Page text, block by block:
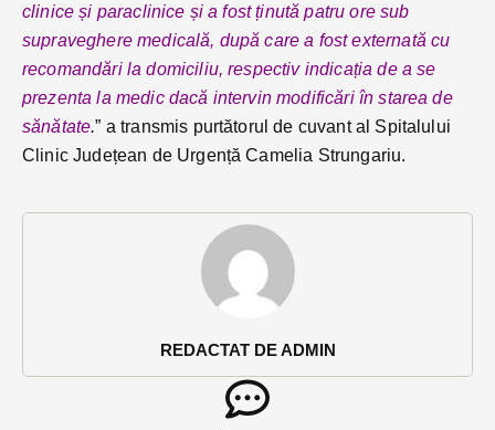
REDACTAT DE ADMIN
clinice și paraclinice și a fost ținută patru ore sub
supraveghere medicală, după care a fost externată cu
recomandări la domiciliu, respectiv indicația de a se
prezenta la medic dacă intervin modificări în starea de
sănătate.” a transmis purtătorul de cuvant al Spitalului
Clinic Județean de Urgență Camelia Strungariu.